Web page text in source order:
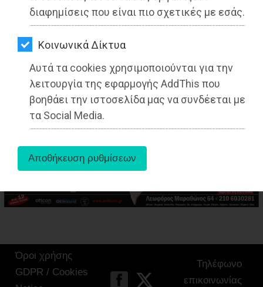
διαφημίσεις που είναι πιο σχετικές με εσάς.
Kοινωνικά Δίκτυα
Αυτά τα cookies χρησιμοποιούνται για την
λειτουργία της εφαρμογής AddThis που
βοηθάει την ιστοσελίδα μας να συνδέεται με
τα Social Media.
OΔΗΓΟΣ
ΑΓΟΡΑΣ
ΨΙΘΥΡΟΙ
ΑΠΟΣΤΟΛΗ
ΑΡΘΡΩΝ
aboutus
Μαραθώνας ΤΟΠΙΚΗ ΑΥΤΟΔΙΟΙΚΗΣΗ
Όροι χρήσης
GDPR / Cookies
Τηλέφωνο
επικοινωνίας